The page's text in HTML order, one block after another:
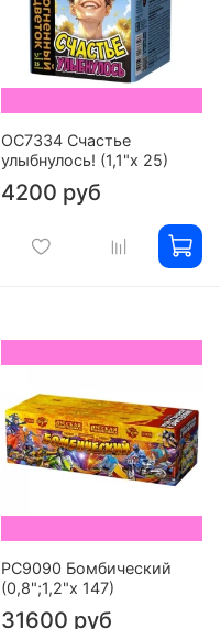
ОС7334 Счастье
улыбнулось! (1,1"х 25)
4200 руб
РС9090 Бомбический
(0,8";1,2"х 147)
31600 руб